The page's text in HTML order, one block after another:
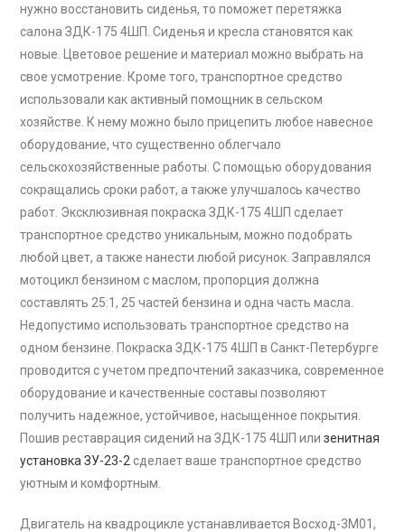
нужно восстановить сиденья, то поможет перетяжка
салона ЗДК-175 4ШП. Сиденья и кресла становятся как
новые. Цветовое решение и материал можно выбрать на
свое усмотрение. Кроме того, транспортное средство
использовали как активный помощник в сельском
хозяйстве. К нему можно было прицепить любое навесное
оборудование, что существенно облегчало
сельскохозяйственные работы. С помощью оборудования
сокращались сроки работ, а также улучшалось качество
работ. Эксклюзивная покраска ЗДК-175 4ШП сделает
транспортное средство уникальным, можно подобрать
любой цвет, а также нанести любой рисунок. Заправлялся
мотоцикл бензином с маслом, пропорция должна
составлять 25:1, 25 частей бензина и одна часть масла.
Недопустимо использовать транспортное средство на
одном бензине. Покраска ЗДК-175 4ШП в Санкт-Петербурге
проводится с учетом предпочтений заказчика, современное
оборудование и качественные составы позволяют
получить надежное, устойчивое, насыщенное покрытия.
Пошив реставрация сидений на ЗДК-175 4ШП илизенитная
установка ЗУ-23-2 сделает ваше транспортное средство
уютным и комфортным.
Двигатель на квадроцикле устанавливается Восход-3М01,